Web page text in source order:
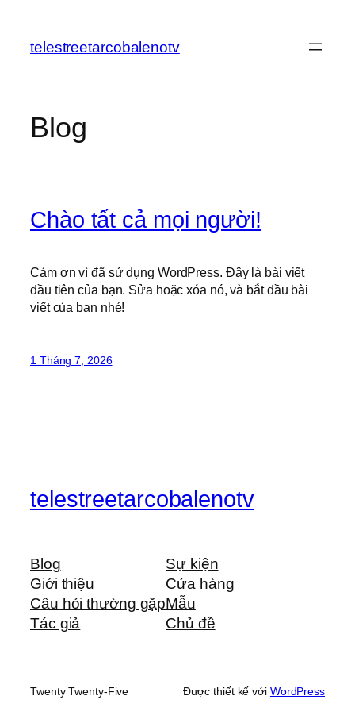
phầntelestreetarcobalenotv
Blog
Chào tất cả mọi người!
Cảm ơn vì đã sử dụng WordPress. Đây là bài viết
đầu tiên của bạn. Sửa hoặc xóa nó, và bắt đầu bài
viết của bạn nhé!
1 Tháng 7, 2026
telestreetarcobalenotv
Blog
Giới thiệu
Câu hỏi thường gặp
Tác giả
Sự kiện
Cửa hàng
Mẫu
Chủ đề
Twenty Twenty-Five Được thiết kế với WordPress